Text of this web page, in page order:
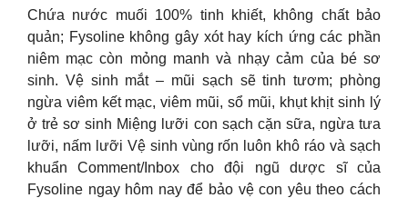
Chứa nước muối 100% tinh khiết, không chất bảo
quản; Fysoline không gây xót hay kích ứng các phần
niêm mạc còn mỏng manh và nhạy cảm của bé sơ
sinh. Vệ sinh mắt – mũi sạch sẽ tinh tươm; phòng
ngừa viêm kết mạc, viêm mũi, sổ mũi, khụt khịt sinh lý
ở trẻ sơ sinh Miệng lưỡi con sạch cặn sữa, ngừa tưa
lưỡi, nấm lưỡi Vệ sinh vùng rốn luôn khô ráo và sạch
khuẩn Comment/Inbox cho đội ngũ dược sĩ của
Fysoline ngay hôm nay để bảo vệ con yêu theo cách